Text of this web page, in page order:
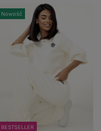
BESTSELLER
Nowość